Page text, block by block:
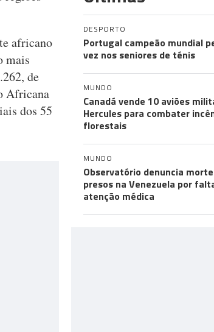
africano
mais
de
Africana
dos 55
DESPORTO
Portugal campeão mundial
vez nos seniores de ténis
MUNDO
Canadá vende 10 aviões
Hercules para combater
florestais
MUNDO
Observatório denuncia
presos na Venezuela por
atenção médica